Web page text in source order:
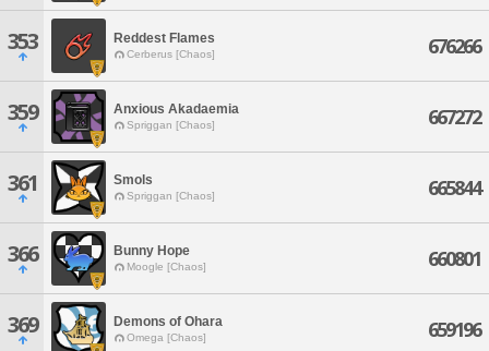
353 Reddest Flames
Cerberus [Chaos] 676266
359 Anxious Akadaemia
Spriggan [Chaos] 667272
361 Smols
Spriggan [Chaos] 665844
366 Bunny Hope
Moogle [Chaos] 660801
369 Demons of Ohara
Omega [Chaos] 659196